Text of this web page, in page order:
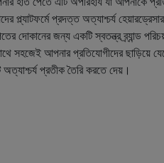
প্ল্যাটফর্মে প্রদত্ত অত্যাশ্চর্য
দোকানের জন্য একটি স্বতন্ত্র ব্র্যান্ড
সহজেই আপনার প্রতিযোগীদের ছাড়িয়ে
প্রতীক তৈরি করতে দেয়।